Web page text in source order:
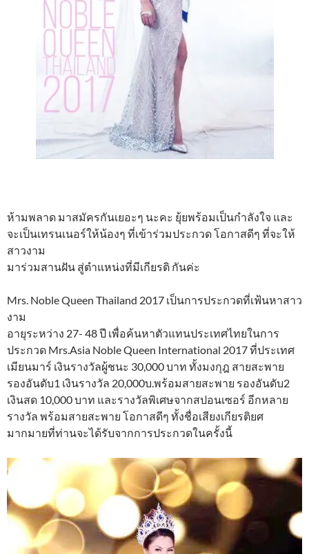
ห้ามพลาด มาสมัครกันเยอะๆ นะคะ ยุ้ยพร้อมเป็นกำลังใจ และ
จะเป็นเทรนเนอร์ให้น้องๆ ที่เข้าร่วมประกวด โอกาสดีๆ ที่จะให้
สาวงาม
มาร่วมสานฝัน สู่ตำแหน่งที่มีเกียรติ กันค่ะ
Mrs. Noble Queen Thailand 2017 เป็นการประกวดที่เฟ้นหาสาว
งาม
อายุระหว่าง 27- 48 ปี เพื่อค้นหาตัวแทนประเทศไทยในการ
ประกวด Mrs.Asia Noble Queen International 2017 ที่ประเทศ
เมียนมาร์ เงินรางวัลผู้ชนะ 30,000 บาท ทั้งมงกุฎ สายสะพาย
รองอันดับ1 เงินรางวัล 20,000บ.พร้อมสายสะพาย รองอันดับ2
เงินสด 10,000 บาท และรางวัลพิเศษจากสปอนเซอร์ อีกหลาย
รางวัล พร้อมสายสะพาย โอกาสดีๆ ทั้งชื่อเสียงเกียรติยศ
มากมายที่ท่านจะได้รับจากการประกวดในครั้งนี้